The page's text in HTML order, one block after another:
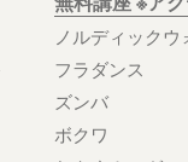
ノルディック
フラダンス
ズンバ
ボクワ